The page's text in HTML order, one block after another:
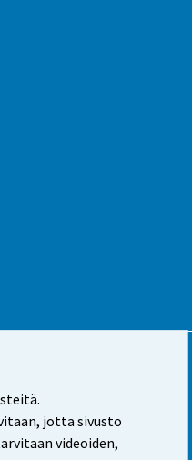
jotta sivusto
videoiden,